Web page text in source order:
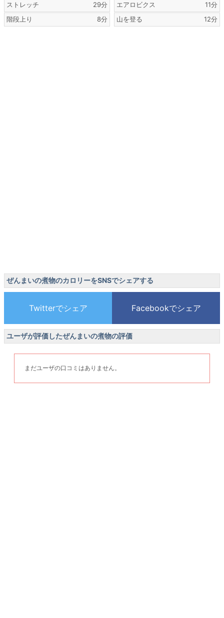
ストレッチ
29分
階段上り
8分
エアロビクス
11分
山を登る
12分
ぜんまいの煮物のカロリーをSNSでシェアする
ユーザが評価したぜんまいの煮物の評価
まだユーザの口コミはありません。